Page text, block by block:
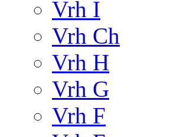
Vrh I
Vrh Ch
Vrh H
Vrh G
Vrh F